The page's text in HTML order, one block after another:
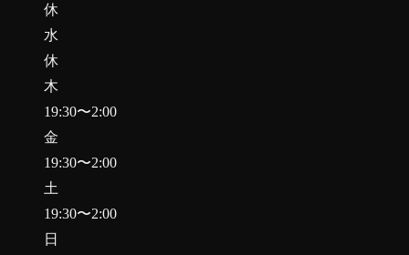
休
水
休
木
19:30〜2:00
金
19:30〜2:00
土
19:30〜2:00
日